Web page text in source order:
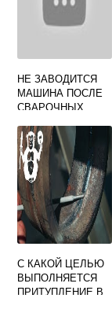
НЕ ЗАВОДИТСЯ
МАШИНА ПОСЛЕ
СВАРОЧНЫХ
С КАКОЙ ЦЕЛЬЮ
ВЫПОЛНЯЕТСЯ
ПРИТУПЛЕНИЕ В